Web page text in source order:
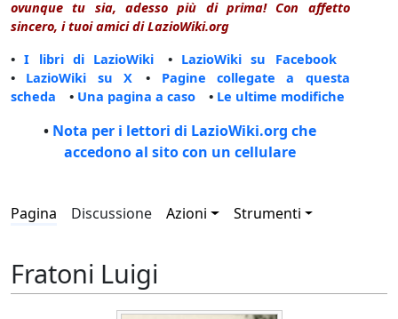
ovunque tu sia, adesso più di prima! Con affetto
sincero, i tuoi amici di LazioWiki.org
•I libri di LazioWiki • LazioWiki su Facebook
• LazioWiki su X • Pagine collegate a questa
scheda • Una pagina a caso • Le ultime modifiche
• Nota per i lettori di LazioWiki.org che
accedono al sito con un cellulare
Pagina Discussione Azioni Strumenti
Fratoni Luigi